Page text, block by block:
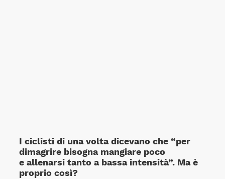
I ciclisti di una volta dicevano che “per
dimagrire bisogna mangiare poco
e allenarsi tanto a bassa intensità”. Ma è
proprio così?